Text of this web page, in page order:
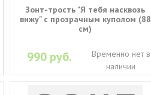
Зонт-трость "Я тебя насквозь
вижу" с прозрачным куполом (88
см)
990 руб.
Временно нет в
наличии